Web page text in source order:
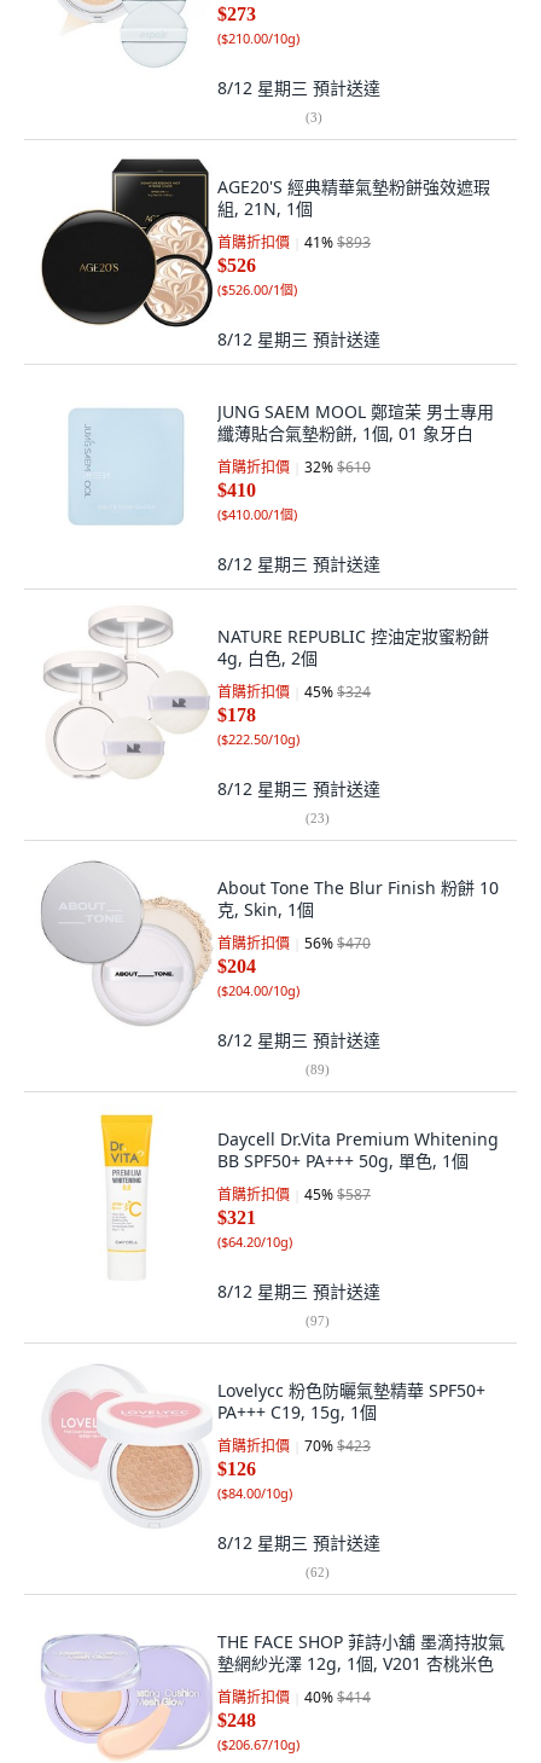
$273
($210.00/10g)
8/12 星期三 預計送達
(3)
AGE20'S 經典精華氣墊粉餅強效遮瑕
組, 21N, 1個
首購折扣價 41%$893
$526
($526.00/1個)
8/12 星期三 預計送達
JUNG SAEM MOOL 鄭瑄茉 男士專用
纖薄貼合氣墊粉餅, 1個, 01 象牙白
首購折扣價 32%$610
$410
($410.00/1個)
8/12 星期三 預計送達
NATURE REPUBLIC 控油定妝蜜粉餅
4g, 白色, 2個
首購折扣價 45%$324
$178
($222.50/10g)
8/12 星期三 預計送達
(23)
About Tone The Blur Finish 粉餅 10
克, Skin, 1個
首購折扣價 56%$470
$204
($204.00/10g)
8/12 星期三 預計送達
(89)
Daycell Dr.Vita Premium Whitening
BB SPF50+ PA+++ 50g, 單色, 1個
首購折扣價 45%$587
$321
($64.20/10g)
8/12 星期三 預計送達
(97)
Lovelycc 粉色防曬氣墊精華 SPF50+
PA+++ C19, 15g, 1個
首購折扣價 70%$423
$126
($84.00/10g)
8/12 星期三 預計送達
(62)
THE FACE SHOP 菲詩小舖 墨滴持妝氣
墊網紗光澤 12g, 1個, V201 杏桃米色
首購折扣價 40%$414
$248
($206.67/10g)